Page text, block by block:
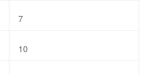
7
10